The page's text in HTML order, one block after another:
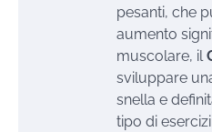
pesanti, che
aumento
muscolare, il
sviluppare
snella e
tipo di